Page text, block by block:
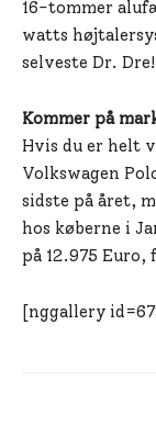
16-tommer
watts
selveste Dr. Dre!
Kommer på
Hvis du er helt
Volkswagen
sidste på året,
hos køberne i
på 12.975
[nggallery